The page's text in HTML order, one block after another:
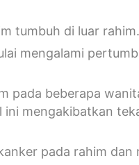
tumbuh di luar rahim.
mengalami
pada beberapa
mengakibatkan
pada rahim dan